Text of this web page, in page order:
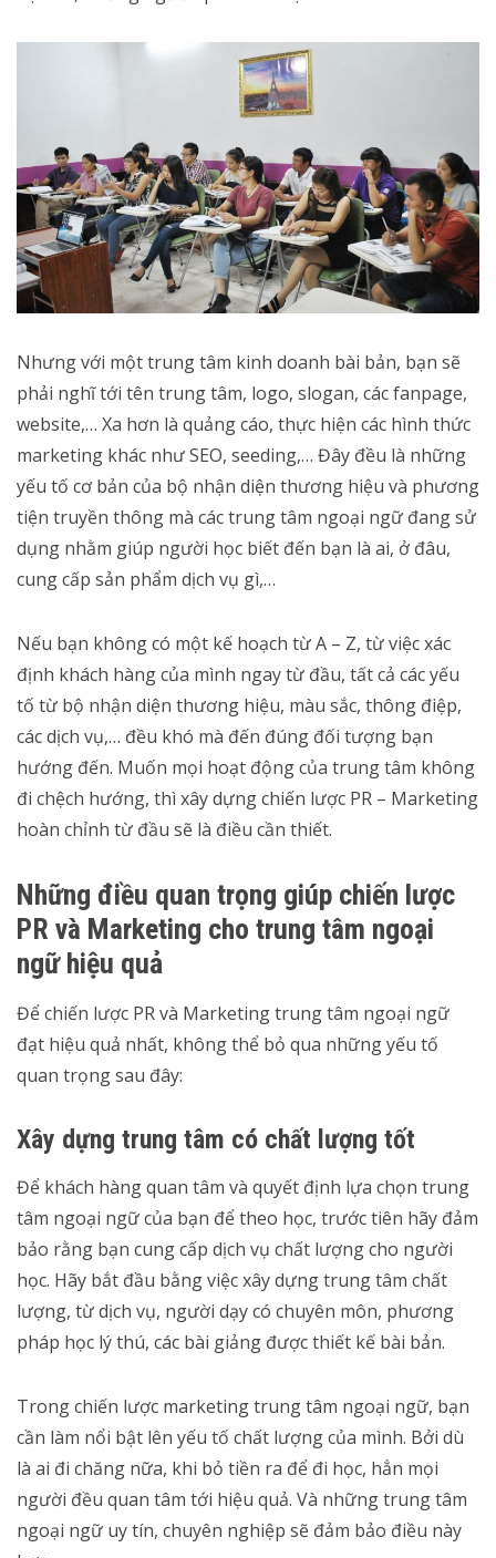
Nhưng với một trung tâm kinh doanh bài bản, bạn sẽ
phải nghĩ tới tên trung tâm, logo, slogan, các fanpage,
website,… Xa hơn là quảng cáo, thực hiện các hình thức
marketing khác như SEO, seeding,… Đây đều là những
yếu tố cơ bản của bộ nhận diện thương hiệu và phương
tiện truyền thông mà các trung tâm ngoại ngữ đang sử
dụng nhằm giúp người học biết đến bạn là ai, ở đâu,
cung cấp sản phẩm dịch vụ gì,…
Nếu bạn không có một kế hoạch từ A – Z, từ việc xác
định khách hàng của mình ngay từ đầu, tất cả các yếu
tố từ bộ nhận diện thương hiệu, màu sắc, thông điệp,
các dịch vụ,… đều khó mà đến đúng đối tượng bạn
hướng đến. Muốn mọi hoạt động của trung tâm không
đi chệch hướng, thì xây dựng chiến lược PR – Marketing
hoàn chỉnh từ đầu sẽ là điều cần thiết.
Những điều quan trọng giúp chiến lược
PR và Marketing cho trung tâm ngoại
ngữ hiệu quả
Để chiến lược PR và Marketing trung tâm ngoại ngữ
đạt hiệu quả nhất, không thể bỏ qua những yếu tố
quan trọng sau đây:
Xây dựng trung tâm có chất lượng tốt
Để khách hàng quan tâm và quyết định lựa chọn trung
tâm ngoại ngữ của bạn để theo học, trước tiên hãy đảm
bảo rằng bạn cung cấp dịch vụ chất lượng cho người
học. Hãy bắt đầu bằng việc xây dựng trung tâm chất
lượng, từ dịch vụ, người dạy có chuyên môn, phương
pháp học lý thú, các bài giảng được thiết kế bài bản.
Trong chiến lược marketing trung tâm ngoại ngữ, bạn
cần làm nổi bật lên yếu tố chất lượng của mình. Bởi dù
là ai đi chăng nữa, khi bỏ tiền ra để đi học, hẳn mọi
người đều quan tâm tới hiệu quả. Và những trung tâm
ngoại ngữ uy tín, chuyên nghiệp sẽ đảm bảo điều này